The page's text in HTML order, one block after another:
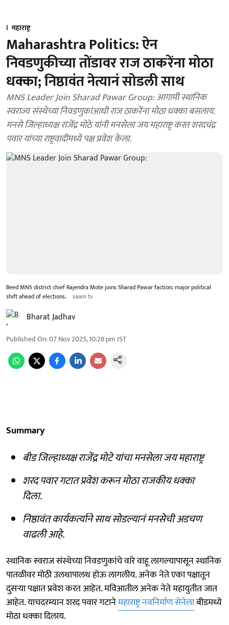
महाराष्ट्र
Maharashtra Politics: ऐन
निवडणुकीच्या तोंडावर राज ठाकरेंना मोठा
धक्का; निष्ठावंत नेत्यानं सोडली साथ
MNS Leader Join Sharad Pawar Group: आगामी स्थानिक
स्वराज्य संस्थेच्या निवडणुकांआधी राज ठाकरेंना मोठा धक्का बसलाय.
मनसे जिल्हाध्यक्ष राजेंद्र मोठे यांनी मनसेला जय महाराष्ट्र करत शरदचंद्र
पवार यांच्या राष्ट्रवादीमध्ये पक्ष प्रवेश केला.
Beed MNS district chief Rajendra Mote joins Sharad Pawar faction; major political
shift ahead of elections.
saam tv
Bharat Jadhav
Published On:07 Nov 2025, 10:28 pm IST
Summary
बीड जिल्हाध्यक्ष राजेंद्र मोटे यांचा मनसेला जय महाराष्ट्र
शरद पवार गटात प्रवेश करून मोठा राजकीय धक्का
दिला.
निष्ठावंत कार्यकर्त्याने साथ सोडल्यानं मनसेची अडचण
वाढली आहे.
स्थानिक स्वराज संस्थेच्या निवडणुकांचे वारे वाहू लागल्यापासून स्थानिक
पातळीवर मोठी उलथापालथ होऊ लागलीय. अनेक नेते एका पक्षातून
दुसऱ्या पक्षात प्रवेश करत आहेत. मविआतील अनेक नेते महायुतीत जात
आहेत. याचदरम्यान शरद पवार गटानेमहाराष्ट्र नवनिर्माण सेनेलाबीडमध्ये
मोठा धक्का दिलाय.